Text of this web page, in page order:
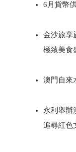
6月貨幣
金沙旅享
極致美食
澳門自來
永利舉辦
追尋紅色